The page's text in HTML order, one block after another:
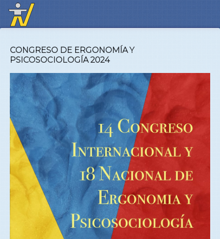
CONGRESO DE ERGONOMÍA Y
PSICOSOCIOLOGÍA 2024